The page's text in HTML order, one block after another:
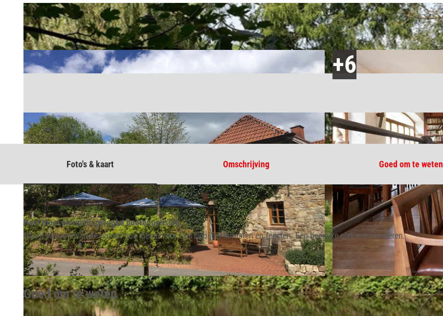
© Lippe Tourismus & Marketing GmbH |CC-BY-SA © Lippe Tourismus & Marketing GmbH |CC-BY-SA
Foto's & kaart Omschrijving Goed om te weten
Heel mooi en rustig gelegen boerenpension.
Naast vakanties in de natuur ook ideaal voor familiebijeenkomsten en feesten. Een heerlijke plek voor kinderen.
Goed om te weten